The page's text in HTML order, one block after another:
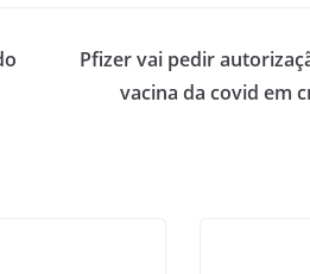
Pfizer vai pedir
vacina da covid em